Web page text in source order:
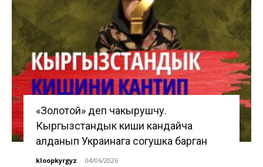
«Золотой» деп чакырушчу.
Кыргызстандык киши кандайча
алданып Украинага согушка барган
kloopkyrgyz - 04/06/2026